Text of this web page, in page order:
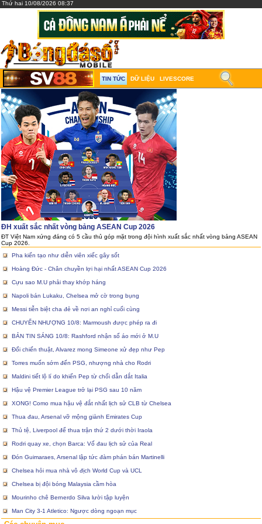
Thứ hai 10/08/2026 08:37
TIN TỨC DỮ LIỆU LIVESCORE
ĐH xuất sắc nhất vòng bảng ASEAN Cup 2026
ĐT Việt Nam xứng đáng có 5 cầu thủ góp mặt trong đội hình xuất sắc nhất vòng bảng ASEAN
Cup 2026.
Pha kiến tạo như diễn viên xiếc gây sốt
Hoàng Đức - Chân chuyền lợi hại nhất ASEAN Cup 2026
Cựu sao M.U phải thay khớp háng
Napoli bán Lukaku, Chelsea mở cờ trong bụng
Messi tiễn biệt cha đẻ về nơi an nghỉ cuối cùng
CHUYỂN NHƯỢNG 10/8: Marmoush được phép ra đi
BẢN TIN SÁNG 10/8: Rashford nhận số áo mới ở M.U
Đổi chiến thuật, Alvarez mong Simeone xử đẹp như Pep
Torres muốn sớm đến PSG, nhượng nhà cho Rodri
Maldini tiết lộ lí do khiến Pep từ chối dẫn dắt Italia
Hậu vệ Premier League trở lại PSG sau 10 năm
XONG! Como mua hậu vệ đắt nhất lịch sử CLB từ Chelsea
Thua đau, Arsenal vỡ mộng giành Emirates Cup
Thủ tệ, Liverpool để thua trận thứ 2 dưới thời Iraola
Rodri quay xe, chọn Barca: Vố đau lịch sử của Real
Đón Guimaraes, Arsenal lập tức đàm phán bán Martinelli
Chelsea hỏi mua nhà vô địch World Cup và UCL
Chelsea bị đội bóng Malaysia cầm hòa
Mourinho chê Bernerdo Silva lười tập luyện
Man City 3-1 Atletico: Ngược dòng ngoạn mục